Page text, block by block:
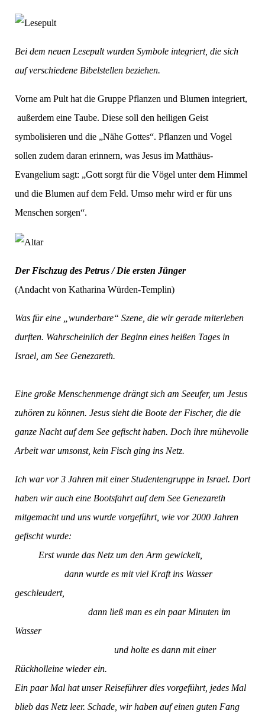
Bei dem neuen Lesepult wurden Symbole integriert, die sich
auf verschiedene Bibelstellen beziehen.
Vorne am Pult hat die Gruppe Pflanzen und Blumen integriert,
außerdem eine Taube. Diese soll den heiligen Geist
symbolisieren und die „Nähe Gottes“. Pflanzen und Vogel
sollen zudem daran erinnern, was Jesus im Matthäus-
Evangelium sagt: „Gott sorgt für die Vögel unter dem Himmel
und die Blumen auf dem Feld. Umso mehr wird er für uns
Menschen sorgen“.
Der Fischzug des Petrus / Die ersten Jünger
(Andacht von Katharina Würden-Templin)
Was für eine „wunderbare“ Szene, die wir gerade miterleben
durften. Wahrscheinlich der Beginn eines heißen Tages in
Israel, am See Genezareth.
Eine große Menschenmenge drängt sich am Seeufer, um Jesus
zuhören zu können. Jesus sieht die Boote der Fischer, die die
ganze Nacht auf dem See gefischt haben. Doch ihre mühevolle
Arbeit war umsonst, kein Fisch ging ins Netz.
Ich war vor 3 Jahren mit einer Studentengruppe in Israel. Dort
haben wir auch eine Bootsfahrt auf dem See Genezareth
mitgemacht und uns wurde vorgeführt, wie vor 2000 Jahren
gefischt wurde:
Erst wurde das Netz um den Arm gewickelt,
dann wurde es mit viel Kraft ins Wasser
geschleudert,
dann ließ man es ein paar Minuten im
Wasser
und holte es dann mit einer
Rückholleine wieder ein.
Ein paar Mal hat unser Reiseführer dies vorgeführt, jedes Mal
blieb das Netz leer. Schade, wir haben auf einen guten Fang